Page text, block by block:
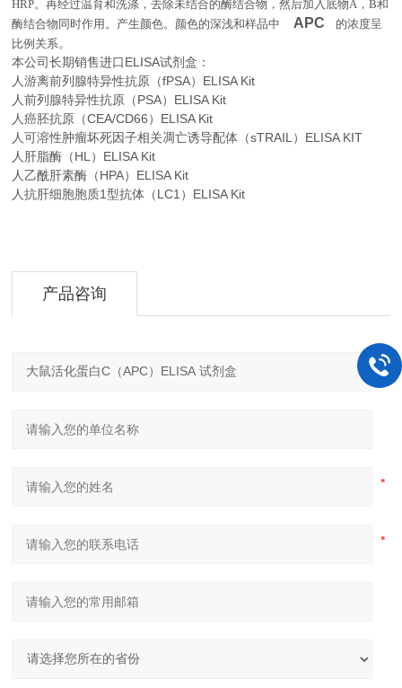
HRP。再经过温育和洗涤，去除未结合的酶结合物，然后加入底物A ，B和
酶结合物同时作用。产生颜色。颜色的深浅和样品中
APC
的浓度呈
比例关系。
本公司长期销售进口ELISA试剂盒：
人游离前列腺特异性抗原（fPSA）ELISA Kit
人前列腺特异性抗原（PSA）ELISA Kit
人癌胚抗原（CEA/CD66）ELISA Kit
人可溶性肿瘤坏死因子相关凋亡诱导配体（sTRAIL）ELISA KIT
人肝脂酶（HL）ELISA Kit
人乙酰肝素酶（HPA）ELISA Kit
人抗肝细胞胞质1型抗体（LC1）ELISA Kit
产品咨询